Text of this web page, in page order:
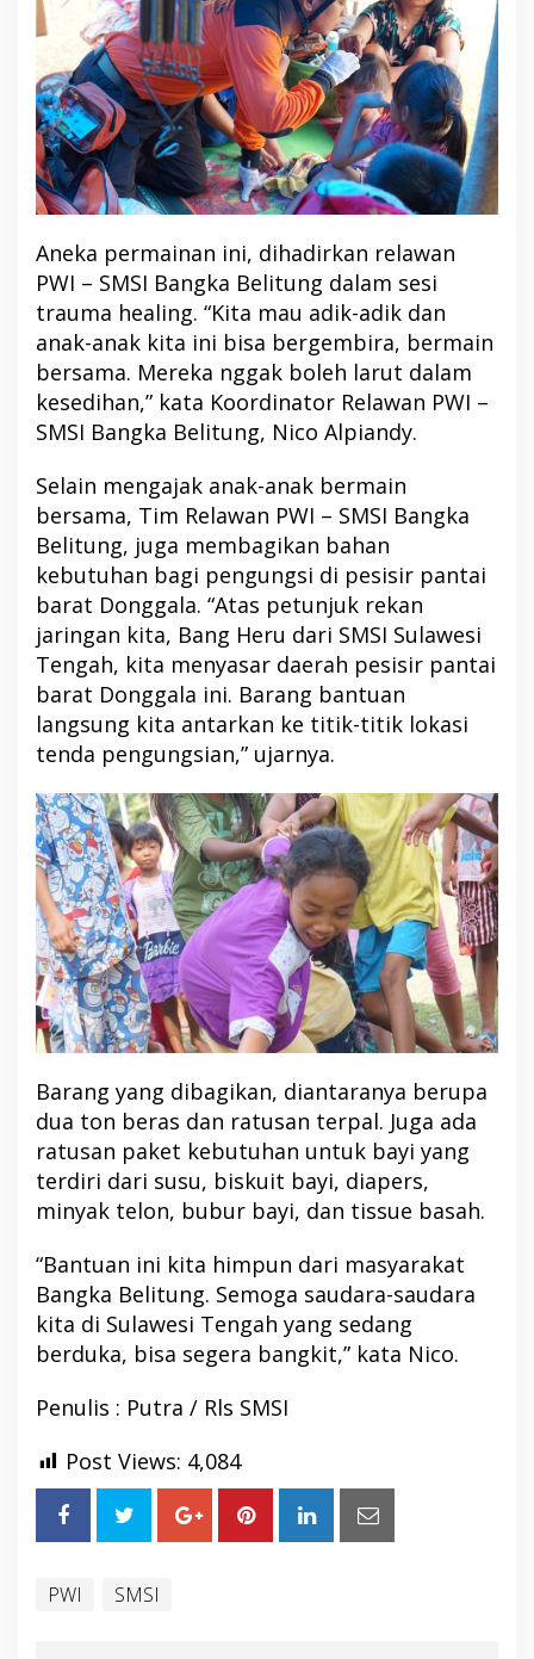
Aneka permainan ini, dihadirkan relawan
PWI – SMSI Bangka Belitung dalam sesi
trauma healing. “Kita mau adik-adik dan
anak-anak kita ini bisa bergembira, bermain
bersama. Mereka nggak boleh larut dalam
kesedihan,” kata Koordinator Relawan PWI –
SMSI Bangka Belitung, Nico Alpiandy.
Selain mengajak anak-anak bermain
bersama, Tim Relawan PWI – SMSI Bangka
Belitung, juga membagikan bahan
kebutuhan bagi pengungsi di pesisir pantai
barat Donggala. “Atas petunjuk rekan
jaringan kita, Bang Heru dari SMSI Sulawesi
Tengah, kita menyasar daerah pesisir pantai
barat Donggala ini. Barang bantuan
langsung kita antarkan ke titik-titik lokasi
tenda pengungsian,” ujarnya.
Barang yang dibagikan, diantaranya berupa
dua ton beras dan ratusan terpal. Juga ada
ratusan paket kebutuhan untuk bayi yang
terdiri dari susu, biskuit bayi, diapers,
minyak telon, bubur bayi, dan tissue basah.
“Bantuan ini kita himpun dari masyarakat
Bangka Belitung. Semoga saudara-saudara
kita di Sulawesi Tengah yang sedang
berduka, bisa segera bangkit,” kata Nico.
Penulis : Putra / Rls SMSI
Post Views: 4,084
PWI SMSI